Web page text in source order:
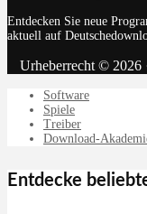
Entdecken Sie neue
aktuell auf
Urheberrecht © 2026
Software
Spiele
Treiber
Download-
Entdecke